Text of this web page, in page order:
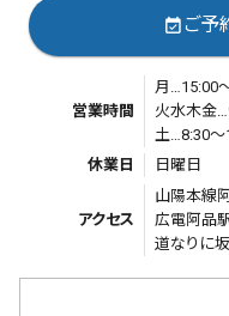
event_availableご予
営業時間
月…15:00
火水木金
土…8:30～
休業日
日曜日
アクセス
山陽本線
広電阿品
道なりに坂